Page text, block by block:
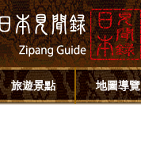
旅遊景點 地圖導覽